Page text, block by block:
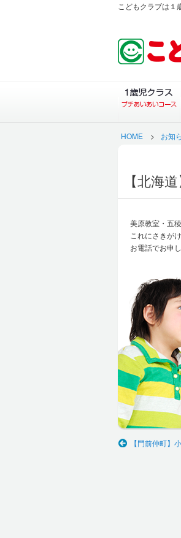
こどもクラブは１
HOME > お知
【北海
美原教室・五
これにさきが
お電話でお申
【門前仲町】